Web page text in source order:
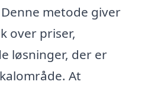
metode giver
over priser,
løsninger, der er
At